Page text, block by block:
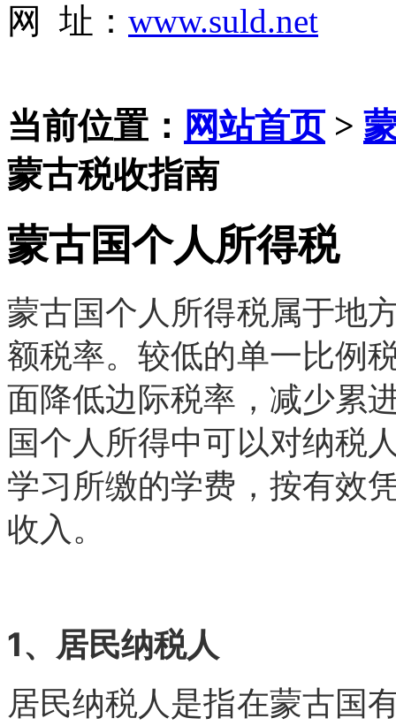
网 址： www.suld.net
当前位置： 网站首页>
蒙古税收指南
蒙古国个人所得税
蒙古国个人所得税属于地
额税率。较低的单一比例
面降低边际税率，减少累
国个人所得中可以对纳税
学习所缴的学费，按有效
收入。
1、居民纳税人
居民纳税人是指在蒙古国